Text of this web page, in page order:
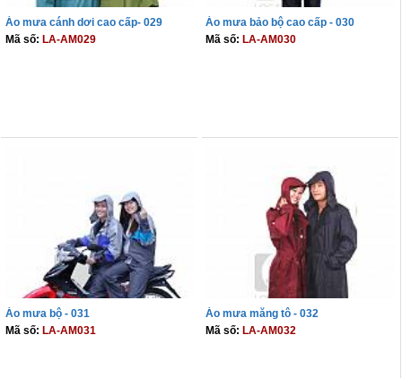
Áo mưa cánh dơi cao cấp- 029
Mã số: LA-AM029
Áo mưa bảo bộ cao cấp - 030
Mã số: LA-AM030
Áo mưa bộ - 031
Mã số: LA-AM031
Áo mưa măng tô - 032
Mã số: LA-AM032